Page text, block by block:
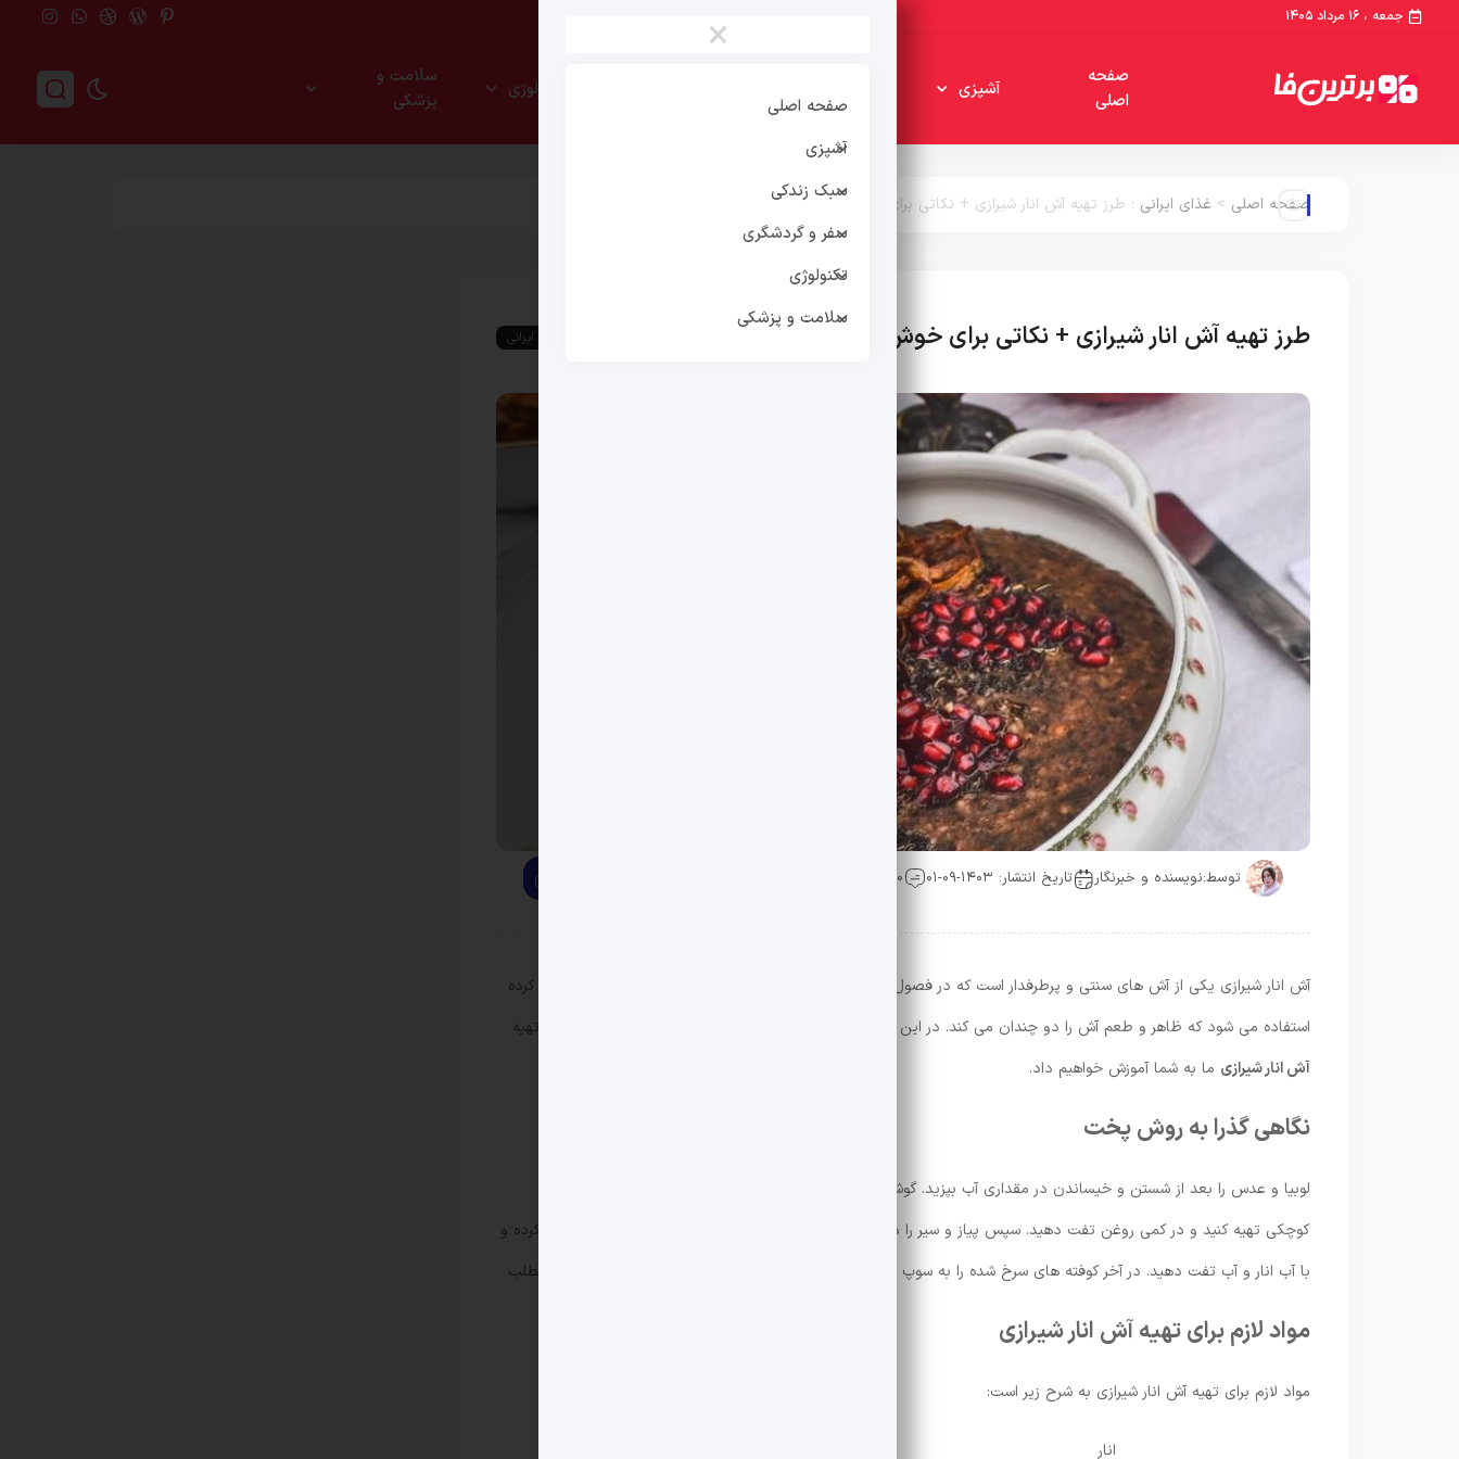
جمعه ، ۱۶ مرداد ۱۴۰۵
صفحه
اصلی
آشپزی تکنولوژی
سلامت و
پزشکی
×
صفحه اصلی
آشپزی
سبک زندکی
سفر و گردشگری
تکنولوژی
سلامت و پزشکی
صفحه اصلی > غذای ایرانی : طرز تهیه آش انار شیرازی + نکاتی برای خوش طعم شدن آن
طرز تهیه آش انار شیرازی + نکاتی برای خوش طعم شدن آن غذای ایرانی
توسط:نویسنده و خبرنگار تاریخ انتشار: ۱۴۰۳-۰۹-۰۱ 0 دیدگاه
آش انار شیرازی یکی از آش های سنتی و پرطرفدار است که در فصول پاییز و زمستان طبخ می شود. در این آش از گوشت چرخ کرده
استفاده می شود که ظاهر و طعم آش را دو چندان می کند. در این مقاله از
مرحله به مرحله و با جزئیات کامل طرز تهیه
آش انار شیرازی ما به شما آموزش خواهیم داد.
نگاهی گذرا به روش پخت
لوبیا و عدس را بعد از شستن و خیساندن در مقداری آب بپزید. گوشت چرخ کرده را با پیاز و ادویه مخلوط کنید و کوفته های
کوچکی تهیه کنید و در کمی روغن تفت دهید. سپس پیاز و سیر را در قابلمه تفت داده و برنج و حبوبات پخته شده را اضافه کرده و
با آب انار و آب تفت دهید. در آخر کوفته های سرخ شده را به سوپ اضافه کنید و چاشنی آن را تنظیم کنید و سرو کنید. ادامه مطلب
مواد لازم برای تهیه آش انار شیرازی
مواد لازم برای تهیه آش انار شیرازی به شرح زیر است:
انار